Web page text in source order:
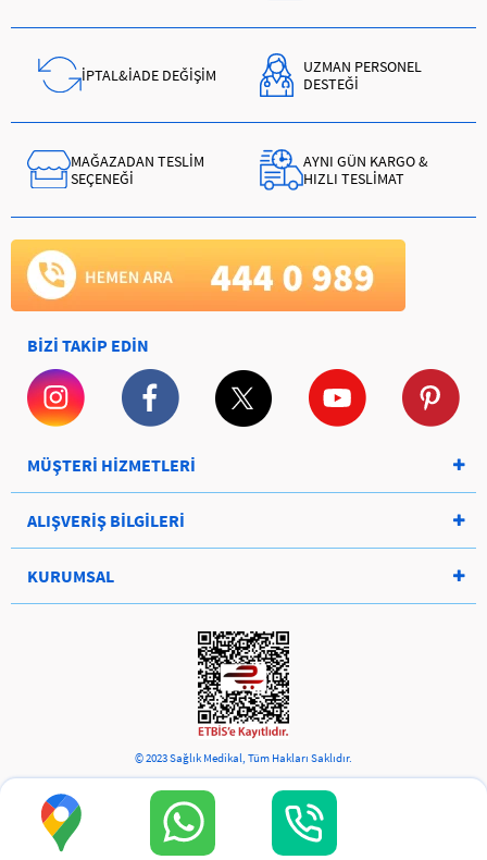
İPTAL&İADE DEĞİŞİM
UZMAN PERSONEL
DESTEĞİ
MAĞAZADAN TESLİM
SEÇENEĞİ
AYNI GÜN KARGO &
HIZLI TESLİMAT
BİZİ TAKİP EDİN
MÜŞTERİ HİZMETLERİ
ALIŞVERİŞ BİLGİLERİ
KURUMSAL
© 2023 Sağlık Medikal, Tüm Hakları Saklıdır.